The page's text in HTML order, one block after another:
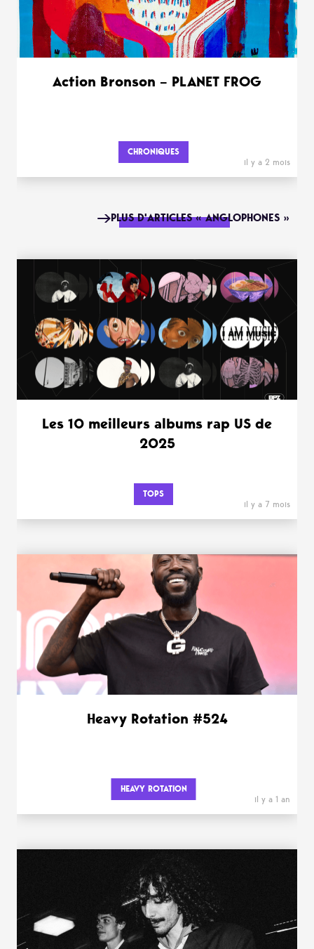
Action Bronson – PLANET FROG
CHRONIQUES
il y a 2 mois
PLUS D'ARTICLES « ANGLOPHONES »
Les 10 meilleurs albums rap US de
2025
TOPS
il y a 7 mois
Heavy Rotation #524
HEAVY ROTATION
il y a 1 an